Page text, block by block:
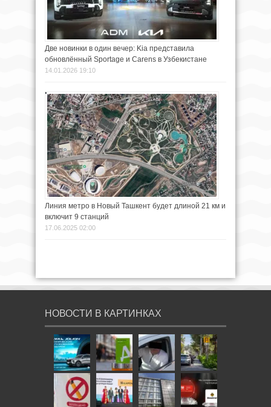
Две новинки в один вечер: Kia представила
обновлённый Sportage и Carens в Узбекистане
14.01.2026 19:10
Линия метро в Новый Ташкент будет длиной 21 км и
включит 9 станций
17.06.2025 02:00
НОВОСТИ В КАРТИНКАХ